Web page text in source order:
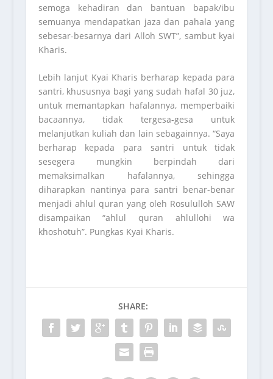
semoga kehadiran dan bantuan bapak/ibu
semuanya mendapatkan jaza dan pahala yang
sebesar-besarnya dari Alloh SWT”, sambut kyai
Kharis.
Lebih lanjut Kyai Kharis berharap kepada para
santri, khususnya bagi yang sudah hafal 30 juz,
untuk memantapkan hafalannya, memperbaiki
bacaannya, tidak tergesa-gesa untuk
melanjutkan kuliah dan lain sebagainnya. “Saya
berharap kepada para santri untuk tidak
sesegera mungkin berpindah dari
memaksimalkan hafalannya, sehingga
diharapkan nantinya para santri benar-benar
menjadi ahlul quran yang oleh Rosululloh SAW
disampaikan “ahlul quran ahlullohi wa
khoshotuh”. Pungkas Kyai Kharis.
SHARE: